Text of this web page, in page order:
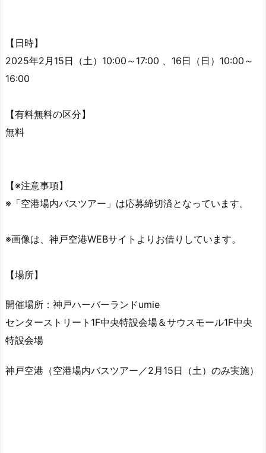
【日時】
2025年2月15日（土）10:00～17:00 、16日（日）10:00～
16:00
【有料無料の区分】
無料
【※注意事項】
※「空港場内バスツアー」は応募締切済となっています。
※画像は、神戸空港WEBサイトよりお借りしています。
【場所】
開催場所：神戸ハーバーランドumie
センターストリート1F中央特設会場＆サウスモール1F中央
特設会場
神戸空港（空港場内バスツアー／2月15日（土）のみ実施）